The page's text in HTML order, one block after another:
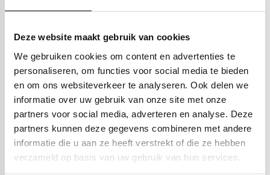
Deze website maakt gebruik van cookies
We gebruiken cookies om content en advertenties te
personaliseren, om functies voor social media te bieden
en om ons websiteverkeer te analyseren. Ook delen we
informatie over uw gebruik van onze site met onze
partners voor social media, adverteren en analyse. Deze
partners kunnen deze gegevens combineren met andere
informatie die u aan ze heeft verstrekt of die ze hebben
verzameld op basis van uw gebruik van hun services.